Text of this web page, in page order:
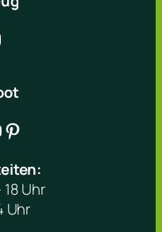
Pinterest
18 Uhr
Uhr